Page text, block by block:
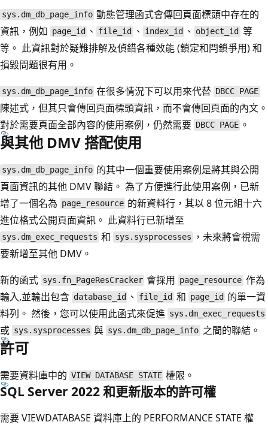
sys.dm_db_page_info 動態管理函式會傳回頁面標頭中存在的
資訊，例如 page_id 、 file_id 、 index_id 、 object_id 等
等。 此資訊對於疑難排解及偵錯各種效能 (鎖定和閂鎖爭用) 和
損毀問題很有用。
sys.dm_db_page_info 在很多情況下可以用來代替 DBCC PAGE
陳述式，但其只會傳回頁面標頭資訊，而不會傳回頁面的內文。
對於需要頁面全部內容的使用案例，仍然需要 DBCC PAGE 。
與其他 DMV 搭配使用
sys.dm_db_page_info 的其中一個重要使用案例是將其與公開
頁面資訊的其他 DMV 聯結。 為了方便進行此使用案例，已新
增了一個名為 page_resource 的新資料行，其以 8 位元組十六
進位格式公開頁面資訊。 此資料行已新增至
sys.dm_exec_requests 和 sys.sysprocesses
，未來將會視需
要新增至其他 DMV。
新的函式 sys.fn_PageResCracker 會採用 page_resource 作為
輸入,並輸出包含 database_id 、 file_id 和 page_id 的單一資
料列。 然後，您可以使用此函式來促進 sys.dm_exec_requests
或 sys.sysprocesses 與 sys.dm_db_page_info 之間的聯結。
許可
需要資料庫中的 VIEW DATABASE STATE 權限。
SQL Server 2022 和更新版本的許可權
需要 VIEWDATABASE 資料庫上的 PERFORMANCE STATE 權